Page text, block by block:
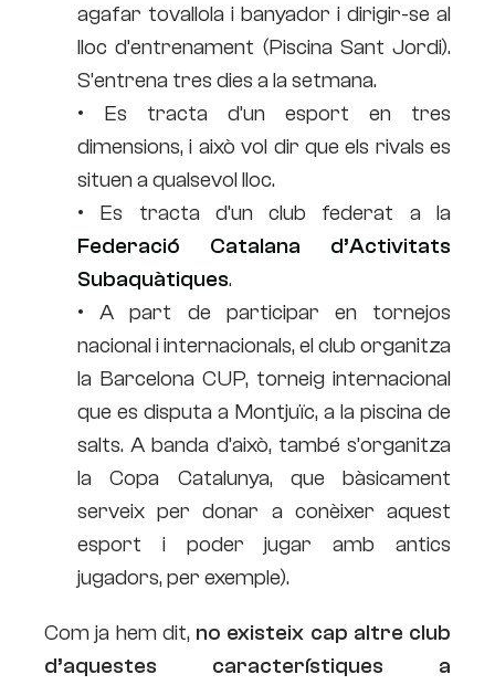
agafar tovallola i banyador i dirigir-se al
lloc d’entrenament (Piscina Sant Jordi).
S’entrena tres dies a la setmana.
• Es tracta d’un esport en tres
dimensions, i això vol dir que els rivals es
situen a qualsevol lloc.
• Es tracta d’un club federat a la
Federació Catalana d’Activitats
Subaquàtiques.
• A part de participar en tornejos
nacional i internacionals, el club organitza
la Barcelona CUP, torneig internacional
que es disputa a Montjuïc, a la piscina de
salts. A banda d’això, també s’organitza
la Copa Catalunya, que bàsicament
serveix per donar a conèixer aquest
esport i poder jugar amb antics
jugadors, per exemple).
Com ja hem dit, no existeix cap altre club
d’aquestes característiques a